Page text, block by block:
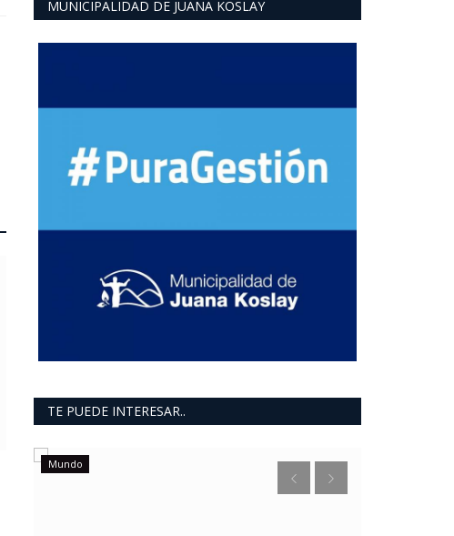
MUNICIPALIDAD DE JUANA KOSLAY
TE PUEDE INTERESAR..
Mundo